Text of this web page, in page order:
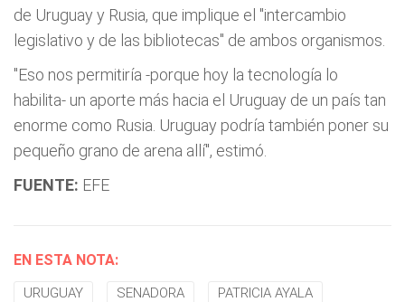
de Uruguay y Rusia, que implique el "intercambio
legislativo y de las bibliotecas" de ambos organismos.
"Eso nos permitiría -porque hoy la tecnología lo
habilita- un aporte más hacia el Uruguay de un país tan
enorme como Rusia. Uruguay podría también poner su
pequeño grano de arena allí", estimó.
FUENTE: EFE
EN ESTA NOTA:
URUGUAY SENADORA PATRICIA AYALA